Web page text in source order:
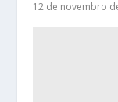
12 de novembro